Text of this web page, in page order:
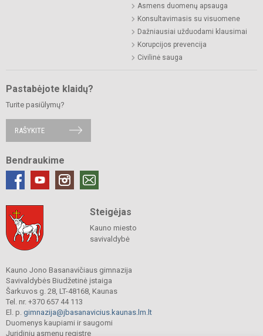
Asmens duomenų apsauga
Konsultavimasis su visuomene
Dažniausiai užduodami klausimai
Korupcijos prevencija
Civilinė sauga
Pastabėjote klaidų?
Turite pasiūlymų?
RAŠYKITE
Bendraukime
Steigėjas
Kauno miesto
savivaldybė
Kauno Jono Basanavičiaus gimnazija
Savivaldybės Biudžetinė įstaiga
Šarkuvos g. 28, LT-48168, Kaunas
Tel. nr. +370 657 44 113
El. p. gimnazija@jbasanavicius.kaunas.lm.lt
Duomenys kaupiami ir saugomi
Juridinių asmenų registre